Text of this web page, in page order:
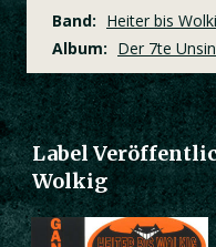
Band: Heiter bis
Album: Der 7te
Label
Wolkig